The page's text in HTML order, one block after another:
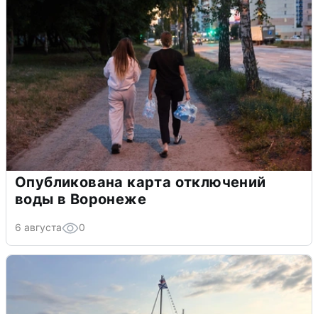
Опубликована карта отключений
воды в Воронеже
6 августа 0